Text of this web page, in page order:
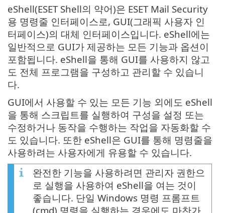
eShell(ESET Shell의 약어)은 ESET Mail Security
용 명령줄 인터페이스로, GUI(그래픽 사용자 인
터페이스)의 대체 인터페이스입니다. eShell에는
일반적으로 GUI가 제공하는 모든 기능과 옵션이
포함됩니다. eShell을 통해 GUI를 사용하지 않고
도 전체 프로그램을 구성하고 관리할 수 있습니
다.
GUI에서 사용할 수 있는 모든 기능 외에도 eShell
을 통해 스크립트를 실행하여 구성을 설정 또는
수정하거나 동작을 수행하는 작업을 자동화할 수
도 있습니다. 또한 eShell은 GUI를 통해 명령줄을
사용하려는 사용자에게 유용할 수 있습니다.
완전한 기능을 사용하려면 관리자 권한으
로 실행을 사용하여 eShell을 여는 것이
좋습니다. 단일 Windows 명령 프롬프트
(cmd) 명령을 실행하는 경우에도 마찬가